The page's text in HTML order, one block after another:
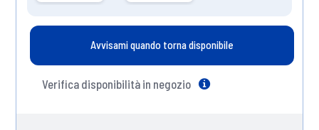
Avvisami quando torna disponibile
Verifica disponibilità in negozio